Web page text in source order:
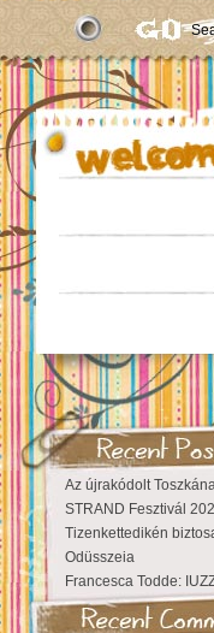
Az újrakódolt
STRAND Fesztivál
Tizenkettedikén
Odüsszeia
Francesca Todde: